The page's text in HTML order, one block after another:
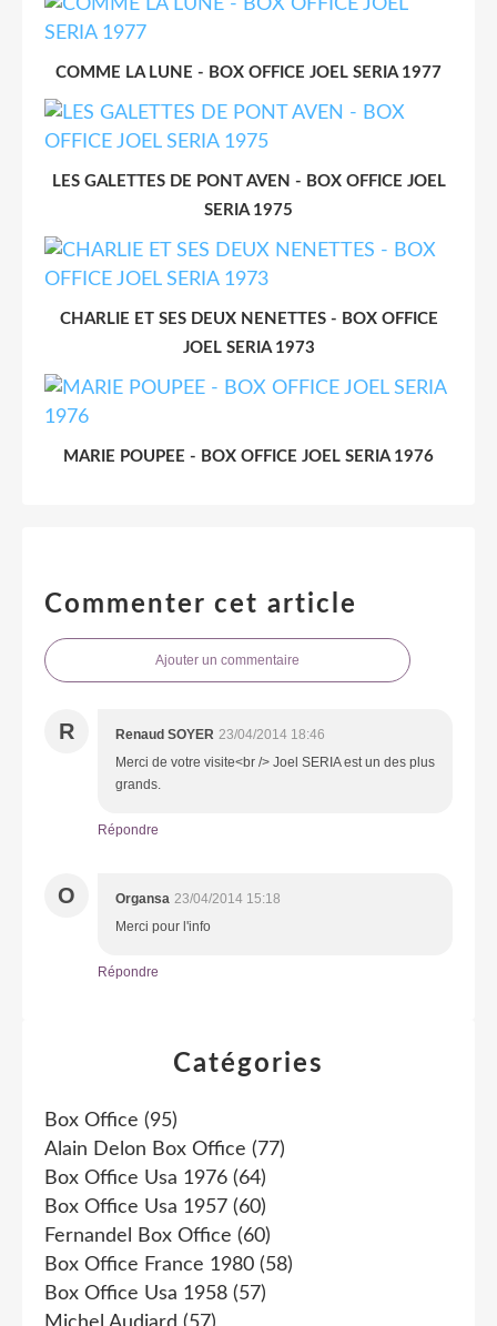
COMME LA LUNE - BOX OFFICE JOEL SERIA 1977
LES GALETTES DE PONT AVEN - BOX OFFICE JOEL
SERIA 1975
CHARLIE ET SES DEUX NENETTES - BOX OFFICE
JOEL SERIA 1973
MARIE POUPEE - BOX OFFICE JOEL SERIA 1976
Commenter cet article
Ajouter un commentaire
R Renaud SOYER 23/04/2014 18:46
Merci de votre visite<br /> Joel SERIA est un des plus
grands.
Répondre
O Organsa 23/04/2014 15:18
Merci pour l'info
Répondre
Catégories
Box Office (95)
Alain Delon Box Office (77)
Box Office Usa 1976 (64)
Box Office Usa 1957 (60)
Fernandel Box Office (60)
Box Office France 1980 (58)
Box Office Usa 1958 (57)